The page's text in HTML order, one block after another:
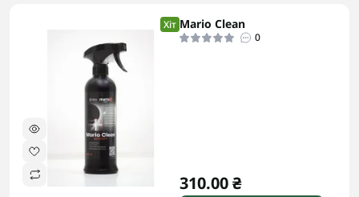
Хіт Mario Clean
0
310.00 ₴